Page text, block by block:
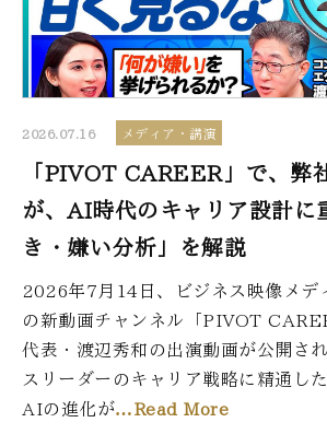
2026.07.16 メディア・講演
「PIVOT CAREER」で、弊
が、AI時代のキャリア設計に
き・嫌い分析」を解説
2026年7月14日、ビジネス映像メデ
の新動画チャンネル「PIVOT
代表・渡辺秀和の出演動画が公開さ
スリーダーのキャリア戦略に精通し
AIの進化が…Read More